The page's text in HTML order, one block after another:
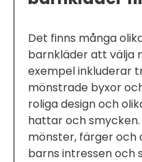
Det finns många
barnkläder att välja
exempel inkluderar
mönstrade byxor
roliga design och
hattar och
mönster, färger och
barns intressen och